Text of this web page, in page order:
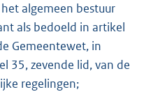
algemeen bestuur
als bedoeld in artikel
Gemeentewet, in
35, zevende lid, van de
regelingen;